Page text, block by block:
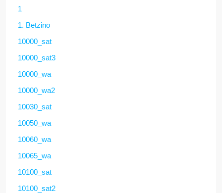
1
1. Betzino
10000_sat
10000_sat3
10000_wa
10000_wa2
10030_sat
10050_wa
10060_wa
10065_wa
10100_sat
10100_sat2